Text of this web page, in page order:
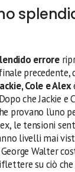
errore
precedente,
Cole e Alex
che Jackie e
provano l’uno
le tensioni
livelli mai
Walter
su ciò che